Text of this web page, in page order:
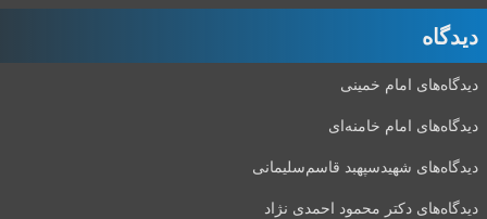
دیدگاه‌
دیدگاه‌های امام خمینی
دیدگاه‌های امام خامنه‌ای
دیدگاه‌های شهید‌سپهبد قاسم‌سلیمانی
دیدگاه‌های دکتر محمود احمدی نژاد